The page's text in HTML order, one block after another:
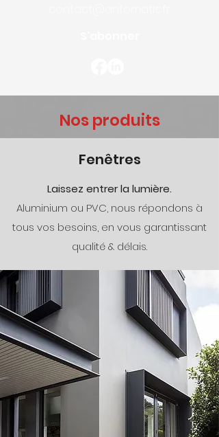
Nos produits
Fenêtres
Laissez entrer la lumière.
Aluminium ou PVC, nous répondons à
tous vos besoins, en vous garantissant
qualité & délais.